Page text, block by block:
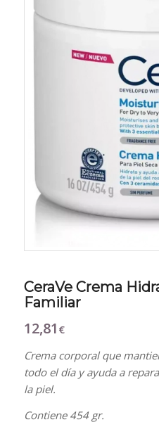
CeraVe Crema
Familiar
12,81 €
Crema corporal que
todo el día y ayuda a
la piel.
Contiene 454 gr.